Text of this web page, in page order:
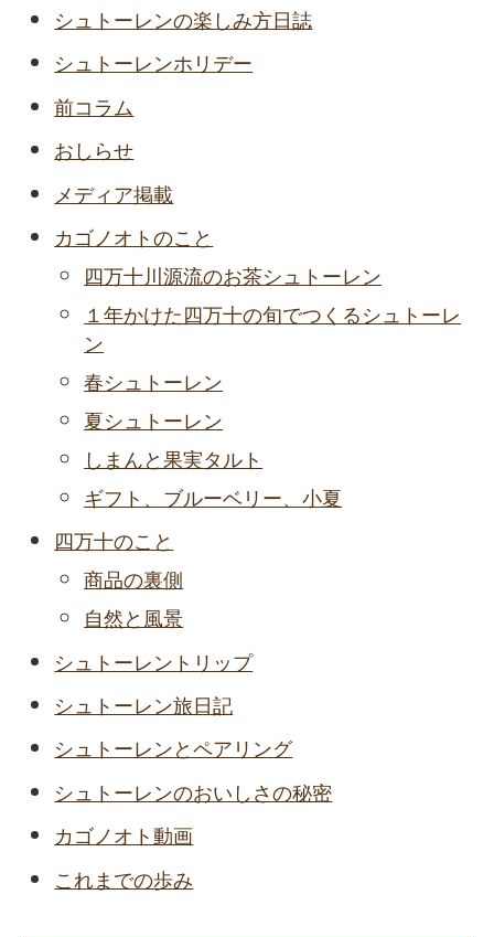
シュトーレンの楽しみ方日誌
シュトーレンホリデー
前コラム
おしらせ
メディア掲載
カゴノオトのこと
四万十川源流のお茶シュトーレン
１年かけた四万十の旬でつくるシュトーレ
ン
春シュトーレン
夏シュトーレン
しまんと果実タルト
ギフト、ブルーベリー、小夏
四万十のこと
商品の裏側
自然と風景
シュトーレントリップ
シュトーレン旅日記
シュトーレンとペアリング
シュトーレンのおいしさの秘密
カゴノオト動画
これまでの歩み